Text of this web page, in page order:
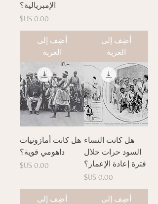
أضِف إلى
العربة
الإمبريالية؟
السعر
أضِف إلى
العربة
هل كانت النساء
السود حرات خلال
فترة إعادة الإعمار؟
السعر
أضِف إلى
هل كانت أمازونيات
داهومي قوية؟
السعر
أضِف إلى